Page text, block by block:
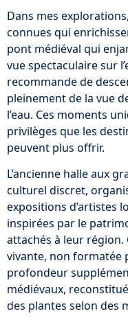
Dans mes
connues qui
pont médiéval qui
vue spectaculaire sur
recommande de
pleinement de la vue
l’eau. Ces moments
privilèges que les
peuvent plus offrir.
L’ancienne halle aux
culturel discret,
expositions d’artistes
inspirées par le
attachés à leur
vivante, non formatée
profondeur
médiévaux,
des plantes selon des